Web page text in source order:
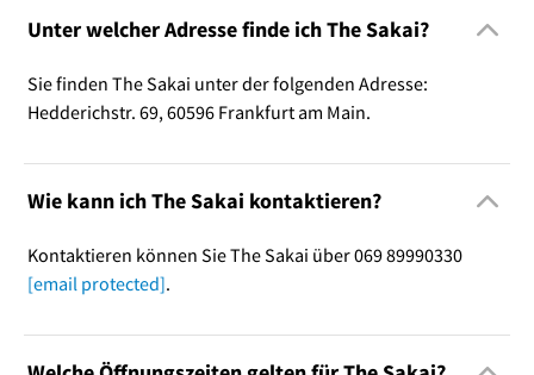
Unter welcher Adresse finde ich The Sakai?
Sie finden The Sakai unter der folgenden Adresse:
Hedderichstr. 69, 60596 Frankfurt am Main.
Wie kann ich The Sakai kontaktieren?
Kontaktieren können Sie The Sakai über 069 89990330
[email protected].